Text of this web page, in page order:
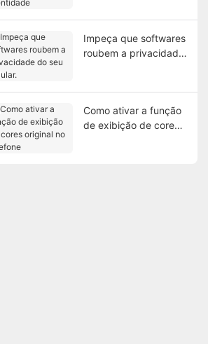
Impeça que softwares
roubem a privacidade
Como ativar a função
de exibição de cores